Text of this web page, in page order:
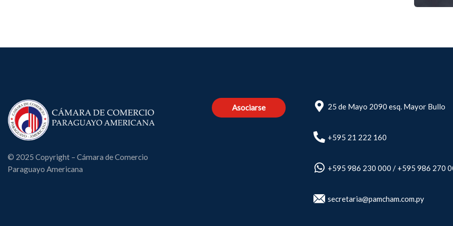
© 2025 Copyright – Cámara de Comercio
Paraguayo Americana
Asociarse 25 de Mayo 2090 esq. Mayor Bullo
+595 21 222 160
+595 986 230 000 / +595 986 270
secretaria@pamcham.com.py